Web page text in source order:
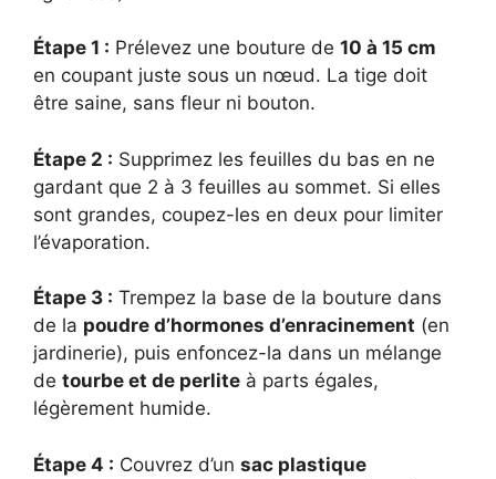
Étape 1 : Prélevez une bouture de 10 à 15 cm
en coupant juste sous un nœud. La tige doit
être saine, sans fleur ni bouton.
Étape 2 : Supprimez les feuilles du bas en ne
gardant que 2 à 3 feuilles au sommet. Si elles
sont grandes, coupez-les en deux pour limiter
l’évaporation.
Étape 3 : Trempez la base de la bouture dans
de la poudre d’hormones d’enracinement (en
jardinerie), puis enfoncez-la dans un mélange
de tourbe et de perlite à parts égales,
légèrement humide.
Étape 4 : Couvrez d’un sac plastique